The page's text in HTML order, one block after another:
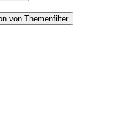
von Themenfilter